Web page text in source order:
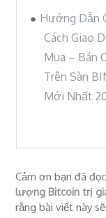
Hướng Dẫn
Cách Giao
Mua – Bán
Trên Sàn
Mới Nhất
Cảm ơn bạn đã
lượng Bitcoin trị
rằng bài viết này